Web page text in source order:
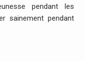
pendant les
sainement pendant